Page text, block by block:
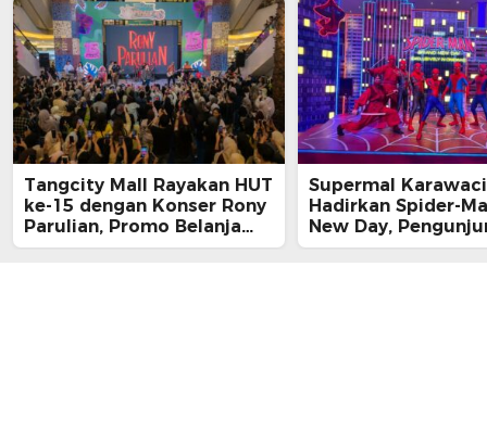
Tangcity Mall Rayakan HUT
ke-15 dengan Konser Rony
Parulian, Promo Belanja
hingga Festival Komunitas
Supermal Karawaci
Hadirkan Spider-
New Day,
Main, Bertemu